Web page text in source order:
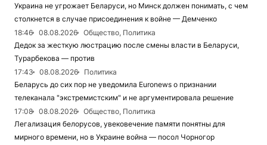
Украина не угрожает Беларуси, но Минск должен понимать, с чем
столкнется в случае присоединения к войне — Демченко
18:46
08.08.2026
Общество, Политика
Дедок за жесткую люстрацию после смены власти в Беларуси,
Турарбекова — против
17:43
08.08.2026
Политика
Беларусь до сих пор не уведомила Euronews о признании
телеканала "экстремистским" и не аргументировала решение
17:08
08.08.2026
Общество, Политика
Легализация белорусов, увековечение памяти понятны для
мирного времени, но в Украине война — посол Чорногор